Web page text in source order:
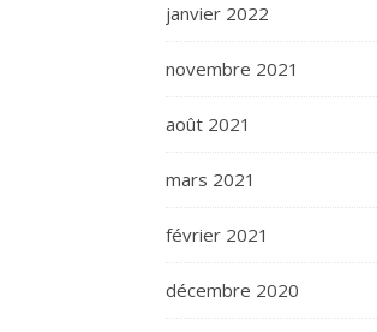
janvier 2022
novembre 2021
août 2021
mars 2021
février 2021
décembre 2020